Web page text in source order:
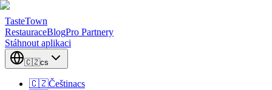
TasteTown
RestauraceBlogPro Partnery
Stáhnout aplikaci
🇨🇿cs
🇨🇿Češtinacs